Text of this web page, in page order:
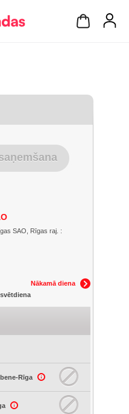
SAO, Rīgas raj. :
Nākamā diena
Rīga